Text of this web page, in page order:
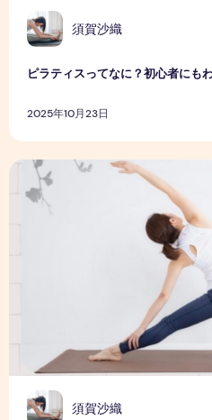
須賀沙織
ピラティスってなに？初心者にも
2025年10月23日
須賀沙織
ピラティスで身長が伸びる⁈